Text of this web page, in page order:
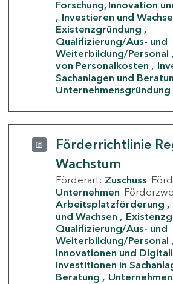
Forschung, Innovation
Investieren und
Existenzgründung
Qualifizierung/Aus- und
Weiterbildung/Personal
von Personalkosten
Sachanlagen und
Unternehmensgründung
Förderrichtlinie
Wachstum
Förderart: Zuschuss
Unternehmen
Arbeitsplatzförderung
und Wachsen
Qualifizierung/Aus- und
Weiterbildung/Personal
Innovationen und
Investitionen in
Beratung